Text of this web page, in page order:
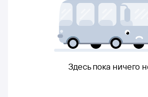
Здесь пока ничего